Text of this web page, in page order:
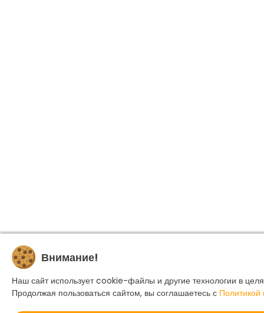
Внимание!
Наш сайт использует cookie-файлы и другие технологии в
Продолжая пользоваться сайтом, вы соглашаетесь с